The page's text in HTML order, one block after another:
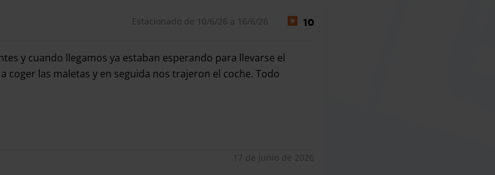
Estacionado de 10/6/26 a 16/6/26 10
y cuando llegamos ya estaban esperando para llevarse el
coger las maletas y en seguida nos trajeron el coche. Todo
17 de junio de 2026